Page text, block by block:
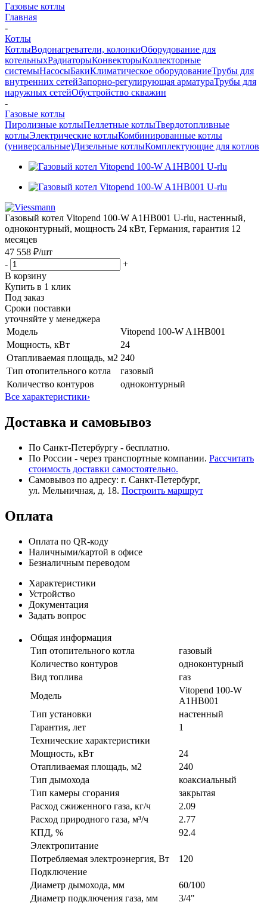
Газовые котлы
Главная
-
Котлы
КотлыВодонагреватели, колонкиОборудование для
котельныхРадиаторыКонвекторыКоллекторные
системыНасосыБакиКлиматическое оборудованиеТрубы для
внутренних сетейЗапорно-регулирующая арматураТрубы для
наружных сетейОбустройство скважин
-
Газовые котлы
Пиролизные котлыПеллетные котлыТвердотопливные
котлыЭлектрические котлыКомбинированные котлы
(универсальные)Дизельные котлыКомплектующие для котлов
Газовый котел Vitopend 100-W A1HB001 U-rlu, настенный,
одноконтурный, мощность 24 кВт, Германия, гарантия 12
месяцев
47 558 ₽/шт
-
+
В корзину
Купить в 1 клик
Под заказ
Сроки поставки
уточняйте у менеджера
Модель
Vitopend 100-W A1HB001
Мощность, кВт
24
Отапливаемая площадь, м2 240
Тип отопительного котла
газовый
Количество контуров
одноконтурный
Все характеристики›
Доставка и самовывоз
По Санкт-Петербургу - бесплатно.
По России - через транспортные компании. Рассчитать
стоимость доставки самостоятельно.
Самовывоз по адресу: г. Санкт-Петербург,
ул. Мельничная, д. 18. Построить маршрут
Оплата
Оплата по QR-коду
Наличными/картой в офисе
Безналичным переводом
Характеристики
Устройство
Документация
Задать вопрос
Общая информация
Тип отопительного котла
газовый
Количество контуров
одноконтурный
Вид топлива
газ
Модель
Vitopend 100-W
A1HB001
Тип установки
настенный
Гарантия, лет
1
Технические характеристики
Мощность, кВт
24
Отапливаемая площадь, м2
240
Тип дымохода
коаксиальный
Тип камеры сгорания
закрытая
Расход сжиженного газа, кг/ч
2.09
Расход природного газа, м³/ч
2.77
КПД, %
92.4
Электропитание
Потребляемая электроэнергия, Вт
120
Подключение
Диаметр дымохода, мм
60/100
Диаметр подключения газа, мм
3/4"